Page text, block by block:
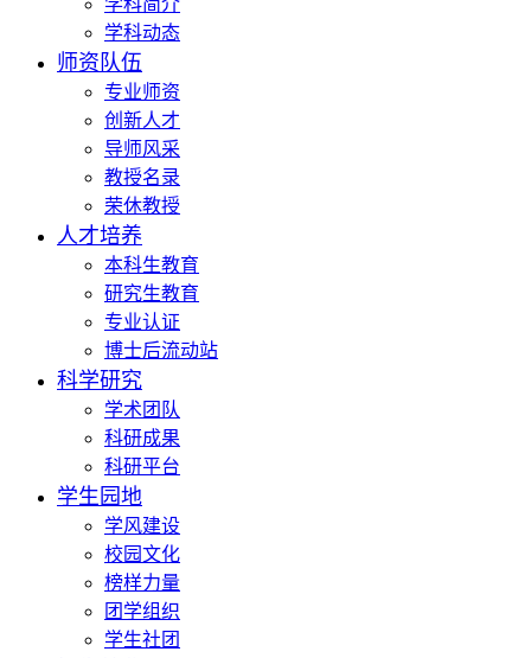
学科简介
学科动态
师资队伍
专业师资
创新人才
导师风采
教授名录
荣休教授
人才培养
本科生教育
研究生教育
专业认证
博士后流动站
科学研究
学术团队
科研成果
科研平台
学生园地
学风建设
校园文化
榜样力量
团学组织
学生社团